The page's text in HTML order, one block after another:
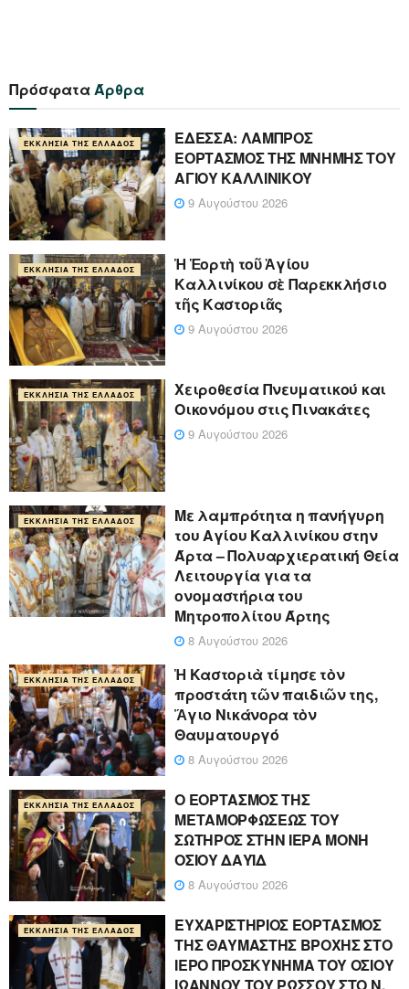
ΠρόσφαταΆρθρα
ΕΚΚΛΗΣΊΑ ΤΗΣ ΕΛΛΆΔΟΣ
ΕΔΕΣΣΑ: ΛΑΜΠΡΟΣ
ΕΟΡΤΑΣΜΟΣ ΤΗΣ ΜΝΗΜΗΣ ΤΟΥ
ΑΓΙΟΥ ΚΑΛΛΙΝΙΚΟΥ
9 Αυγούστου 2026
ΕΚΚΛΗΣΊΑ ΤΗΣ ΕΛΛΆΔΟΣ
Ἡ Ἑορτὴ τοῦ Ἁγίου
Καλλινίκου σὲ Παρεκκλήσιο
τῆς Καστοριᾶς
9 Αυγούστου 2026
ΕΚΚΛΗΣΊΑ ΤΗΣ ΕΛΛΆΔΟΣ
Χειροθεσία Πνευματικού και
Οικονόμου στις Πινακάτες
9 Αυγούστου 2026
ΕΚΚΛΗΣΊΑ ΤΗΣ ΕΛΛΆΔΟΣ
Με λαμπρότητα η πανήγυρη
του Αγίου Καλλινίκου στην
Άρτα – Πολυαρχιερατική Θεία
Λειτουργία για τα
ονομαστήρια του
Μητροπολίτου Άρτης
8 Αυγούστου 2026
ΕΚΚΛΗΣΊΑ ΤΗΣ ΕΛΛΆΔΟΣ
Ἡ Καστοριὰ τίμησε τὸν
προστάτη τῶν παιδιῶν της,
Ἅγιο Νικάνορα τὸν
Θαυματουργό
8 Αυγούστου 2026
ΕΚΚΛΗΣΊΑ ΤΗΣ ΕΛΛΆΔΟΣ
Ο ΕΟΡΤΑΣΜΟΣ ΤΗΣ
ΜΕΤΑΜΟΡΦΩΣΕΩΣ ΤΟΥ
ΣΩΤΗΡΟΣ ΣΤΗΝ ΙΕΡΑ ΜΟΝΗ
ΟΣΙΟΥ ΔΑΥΪΔ
8 Αυγούστου 2026
ΕΚΚΛΗΣΊΑ ΤΗΣ ΕΛΛΆΔΟΣ
ΕΥΧΑΡΙΣΤΗΡΙΟΣ ΕΟΡΤΑΣΜΟΣ
ΤΗΣ ΘΑΥΜΑΣΤΗΣ ΒΡΟΧΗΣ ΣΤΟ
ΙΕΡΟ ΠΡΟΣΚΥΝΗΜΑ ΤΟΥ ΟΣΙΟΥ